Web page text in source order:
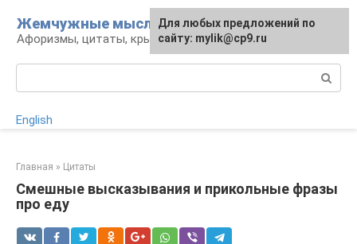
контенту
Жемчужные мысли
Афоризмы, цитаты, крылатые фразы
English
Главная » Цитаты
Смешные высказывания и прикольные фразы
про еду
Для любых предложений по
сайту: mylik@cp9.ru